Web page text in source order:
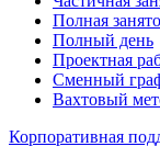
Полная
Полный день
Проектная
Сменный
Вахтовый
Корпоративная